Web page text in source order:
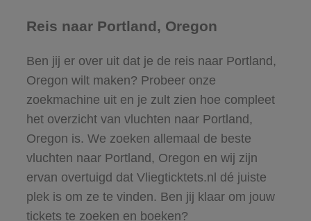
Reis naar Portland, Oregon
Ben jij er over uit dat je de reis naar Portland,
Oregon wilt maken? Probeer onze
zoekmachine uit en je zult zien hoe compleet
het overzicht van vluchten naar Portland,
Oregon is. We zoeken allemaal de beste
vluchten naar Portland, Oregon en wij zijn
ervan overtuigd dat Vliegticktets.nl dé juiste
plek is om ze te vinden. Ben jij klaar om jouw
tickets te zoeken en boeken?